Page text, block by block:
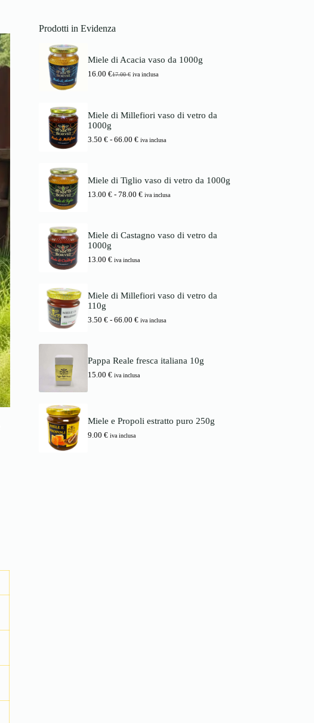
Prodotti in Evidenza
Miele di Acacia vaso da 1000g
17.00€
I
e
z
g
i
e
r
a
16.00 €
I
e
z
u
a
1
6
.
€
iva inclusa
Miele di Millefiori vaso di vetro da
1000g
3.50 € - 66.00 €F
a
d
e
o
a
3
5
a
6
€
iva inclusa
Miele di Tiglio vaso di vetro da 1000g
13.00 € - 78.00 €F
i
a
z
o
3
a
iva inclusa
Miele di Castagno vaso di vetro da
1000g
13.00 € iva inclusa
Miele di Millefiori vaso di vetro da
110g
3.50 € - 66.00 €F
i
d
z
iva inclusa
Pappa Reale fresca italiana 10g
15.00 € iva inclusa
Miele e Propoli estratto puro 250g
9.00 € iva inclusa